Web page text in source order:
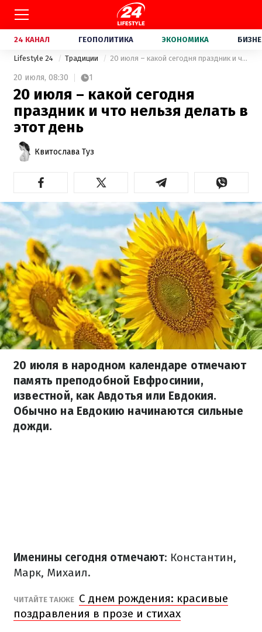
24 КАНАЛ ГЕОПОЛИТИКА ЭКОНОМИКА
Lifestyle 24 Традиции 20 июля – какой сегодня праздник и что нельзя делать в этот день
20 июля, 08:30 1
20 июля – какой сегодня
праздник и что нельзя делать в
этот день
Квитослава Туз
20 июля в народном календаре отмечают
память преподобной Евфросинии,
известной, как Авдотья или Евдокия.
Обычно на Евдокию начинаются сильные
дожди.
Именины сегодня отмечают: Константин,
Марк, Михаил.
ЧИТАЙТЕ ТАКЖЕ С днем ​​рождения: красивые
поздравления в прозе и стихах